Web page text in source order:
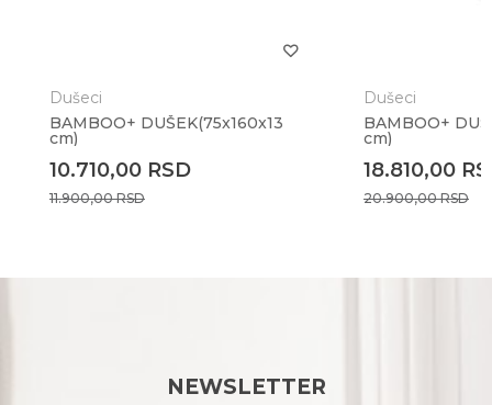
Dušeci
BAMBOO+ DUŠEK(75x160x13
cm)
10.710,00 RSD
11.900,00RSD
Dušeci
BAMBOO+
cm)
18.810,00
20.900,00RSD
NEWSLETTER